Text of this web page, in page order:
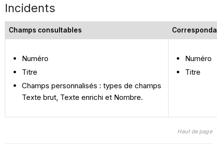
Incidents
Champs consultables
Numéro
Titre
Champs personnalisés : types de champs
Texte brut, Texte enrichi et Nombre.
Numéro
Titre
Haut de page